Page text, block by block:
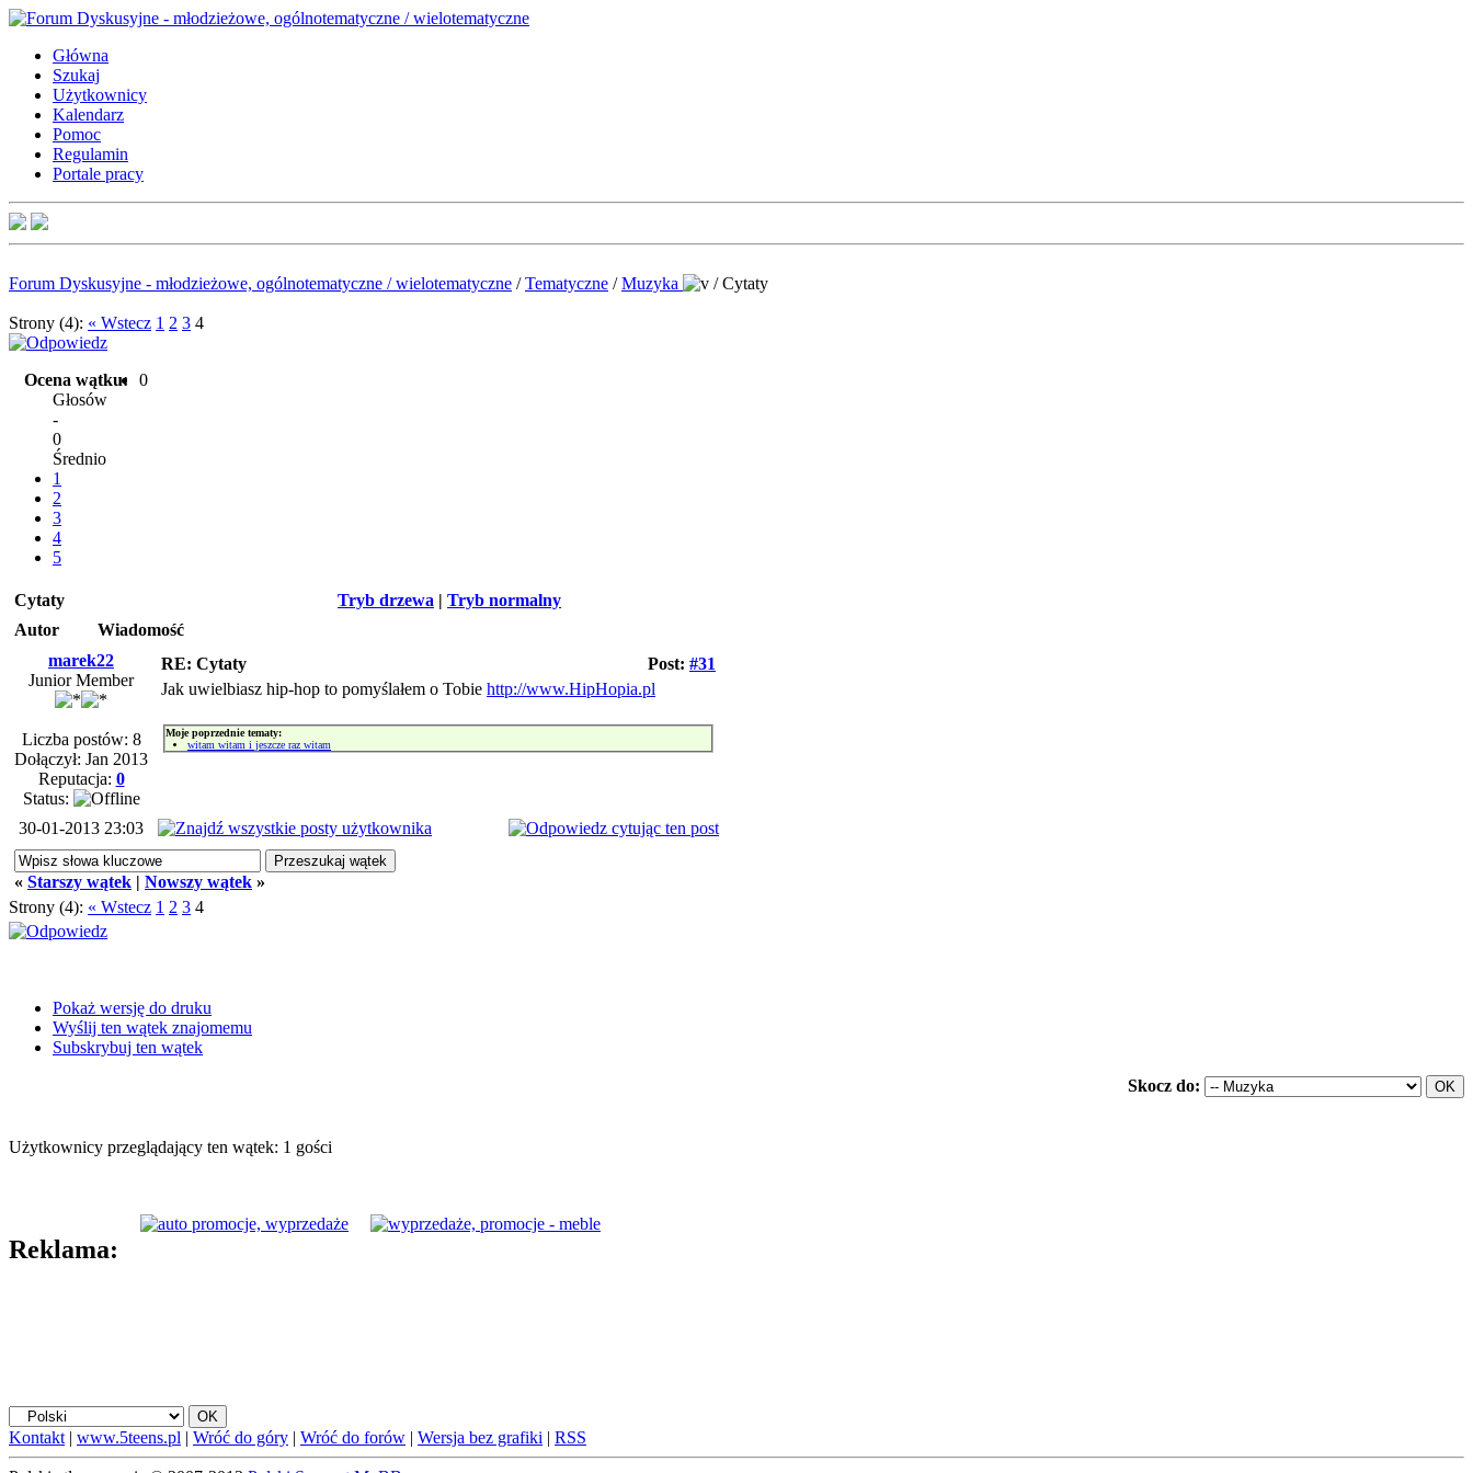
Główna
Szukaj
Użytkownicy
Kalendarz
Pomoc
Regulamin
Portale pracy
Forum Dyskusyjne - młodzieżowe, ogólnotematyczne / wielotematyczne /Tematyczne /Muzyka /Cytaty
Strony (4): « Wstecz 1 2 3 4
Ocena wątku:
0
Głosów
-
0
Średnio
1
2
3
4
5
Tryb drzewa | Tryb normalny
Cytaty
Autor
Wiadomość
marek22
Junior Member
Liczba postów: 8
Dołączył: Jan 2013
Reputacja: 0
Status:
Post: #31
RE: Cytaty
Jak uwielbiasz hip-hop to pomyślałem o Tobie http://www.HipHopia.pl
Moje poprzednie tematy:
witam witam i jeszcze raz witam
30-01-2013 23:03
« Starszy wątek | Nowszy wątek »
Strony (4): « Wstecz 1 2 3 4
Pokaż wersję do druku
Wyślij ten wątek znajomemu
Subskrybuj ten wątek
Skocz do:
Użytkownicy przeglądający ten wątek: 1 gości
Reklama:
Kontakt | www.5teens.pl | Wróć do góry | Wróć do forów | Wersja bez grafiki | RSS